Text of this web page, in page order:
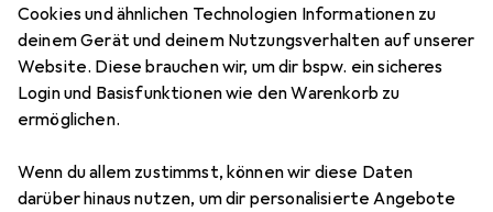
Cookies und ähnlichen Technologien Informationen zu
deinem Gerät und deinem Nutzungsverhalten auf unserer
Website. Diese brauchen wir, um dir bspw. ein sicheres
Login und Basisfunktionen wie den Warenkorb zu
ermöglichen.
Wenn du allem zustimmst, können wir diese Daten
darüber hinaus nutzen, um dir personalisierte Angebote
Kategorien anzeigen
Diese Marke gefällt mir
Mehr über Supra erfahren